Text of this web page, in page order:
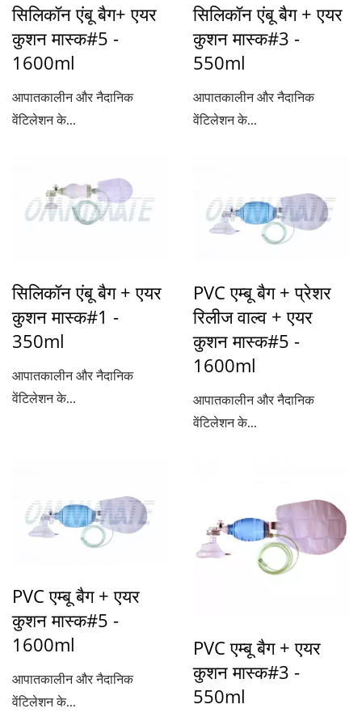
सिलिकॉन एंबू बैग+ एयर
कुशन मास्क#5 -
1600ml
आपातकालीन और नैदानिक
वेंटिलेशन के...
सिलिकॉन एंबू बैग + एयर
कुशन मास्क#3 -
550ml
आपातकालीन और नैदानिक
वेंटिलेशन के...
सिलिकॉन एंबू बैग + एयर
कुशन मास्क#1 -
350ml
आपातकालीन और नैदानिक
वेंटिलेशन के...
PVC एम्बू बैग + प्रेशर
रिलीज वाल्व + एयर
कुशन मास्क#5 -
1600ml
आपातकालीन और नैदानिक
वेंटिलेशन के...
PVC एम्बू बैग + एयर
कुशन मास्क#5 -
1600ml
आपातकालीन और नैदानिक
वेंटिलेशन के...
PVC एम्बू बैग + एयर
कुशन मास्क#3 -
550ml